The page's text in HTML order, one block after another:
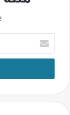
أدخل
بريدك
الإلكتروني